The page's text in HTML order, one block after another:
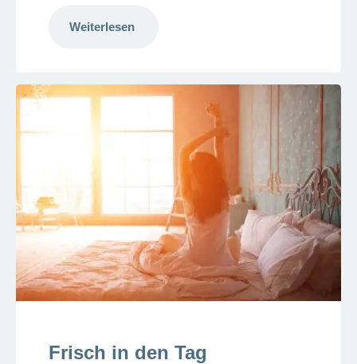
Weiterlesen
Frisch in den Tag